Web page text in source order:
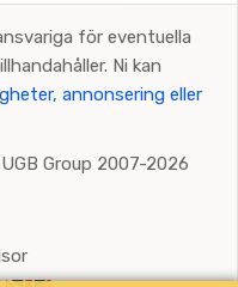
för eventuella
Ni kan
annonsering eller
Group 2007-2026